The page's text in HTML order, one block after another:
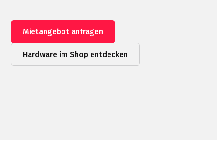
Mietangebot anfragen
Hardware im Shop entdecken